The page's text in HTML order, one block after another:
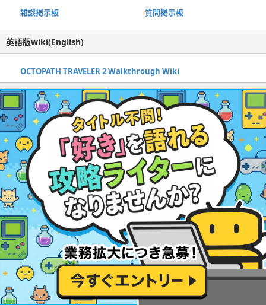
雑談掲示板 質問掲示板
英語版wiki(English)
OCTOPATH TRAVELER 2 Walkthrough Wiki